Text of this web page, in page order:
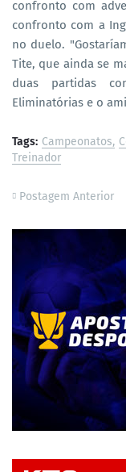
confronto com
confronto com a
no duelo.
Tite, que ainda se
duas partidas
Eliminatórias e o
Tags: Campeonatos
Treinador
Postagem Anterior